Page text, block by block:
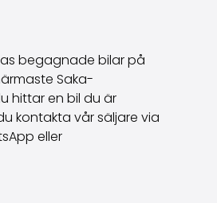
begagnade bilar på
Saka-
hittar en bil du är
kontakta vår säljare via
eller